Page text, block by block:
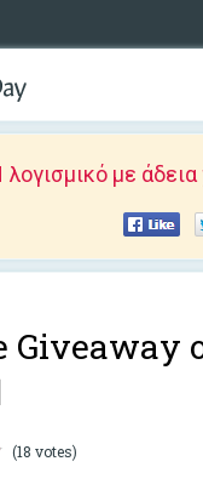
με
Giveaway
(18 votes)